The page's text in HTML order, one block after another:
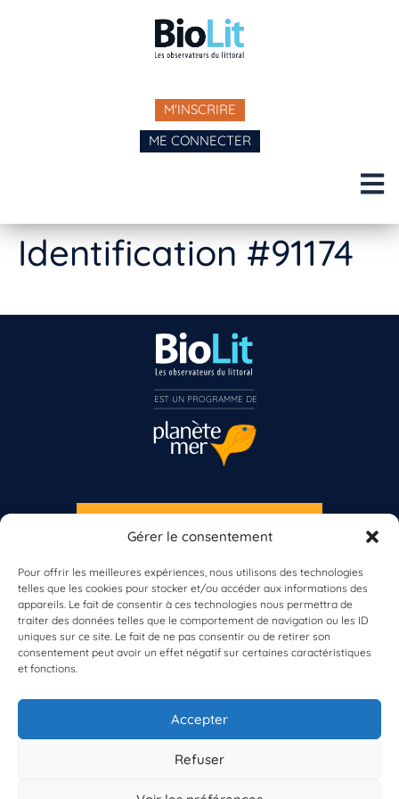
Gérer le consentement
Pour offrir les meilleures expériences, nous utilisons des technologies
telles que les cookies pour stocker et/ou accéder aux informations des
appareils. Le fait de consentir à ces technologies nous permettra de
traiter des données telles que le comportement de navigation ou les ID
uniques sur ce site. Le fait de ne pas consentir ou de retirer son
consentement peut avoir un effet négatif sur certaines caractéristiques
et fonctions.
Accepter
Refuser
M'INSCRIRE
ME CONNECTER
Identification #91174
À propos de BioLit
Vos données d'observation
Ressources
Résultats du programme
Contacts
S'INSCRIRE À LA NEWSLETTER